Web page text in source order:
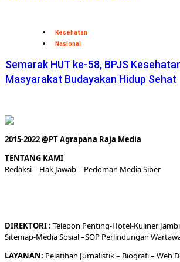
Kesehatan
Nasional
Semarak HUT ke-58, BPJS
Masyarakat Budayakan Hidup Sehat
2015-2022 @PT Agrapana Raja Media
TENTANG KAMI
Redaksi– Hak Jawab – Pedoman Media Siber
DIREKTORI: Telepon Penting-Hotel-KulinerJambi
Sitemap-Media Sosial –SOP Perlindungan
LAYANAN: Pelatihan Jurnalistik – Biografi– Web